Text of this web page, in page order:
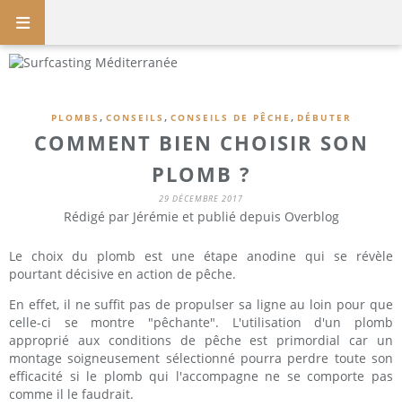
PLOMBS , CONSEILS , CONSEILS DE PÊCHE , DÉBUTER
COMMENT BIEN CHOISIR SON
PLOMB ?
29 DÉCEMBRE 2017
Rédigé par Jérémie et publié depuis Overblog
Le choix du plomb est une étape anodine qui se révèle
pourtant décisive en action de pêche.
En effet, il ne suffit pas de propulser sa ligne au loin pour que
celle-ci se montre "pêchante". L'utilisation d'un plomb
approprié aux conditions de pêche est primordial car un
montage soigneusement sélectionné pourra perdre toute son
efficacité si le plomb qui l'accompagne ne se comporte pas
comme il le faudrait.